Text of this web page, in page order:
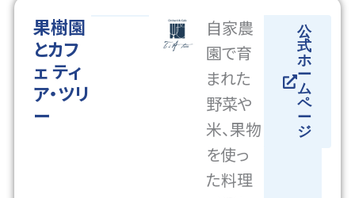
果樹園
とカフ
ェ ティ
ア・ツリ
ー
自家農
園で育
まれた
野菜や
米、果物
を使っ
た料理
公
式
ホ
ー
ム
ペ
ー
ジ